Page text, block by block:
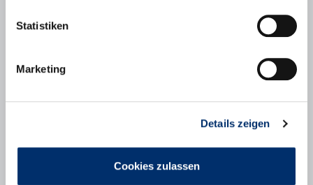
Statistiken
Marketing
Details zeigen
Cookies zulassen
089/80098-570
Bauhof
Siemensstraße 7
089/80098-605